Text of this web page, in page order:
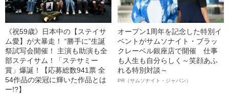
《祝59歳》日本中の【ステイサ
ム愛】が大暴走！ “勝手に”生誕
祭試写会開催！ 主演も助演も全
部ステイサム！「ステサミー
賞」爆誕！【応募総数941票 全
54作品の栄冠に輝いた作品とは
ー!?】
オープン1周年を記念した特別イ
ベントがサムソナイト・ブラッ
クレーベル銀座店で開催 仕事
も人生も自分らしく～笑顔あふ
れる特別対談～
PR（サムソナイト・ジャパン）